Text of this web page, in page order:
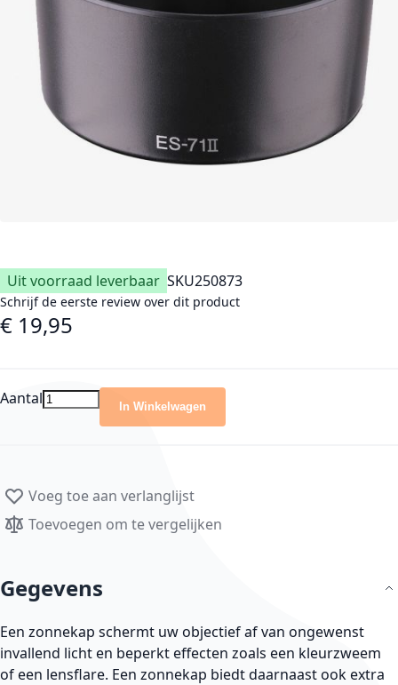
Uit voorraad leverbaar SKU250873
Schrijf de eerste review over dit product
€ 19,95
Aantal In Winkelwagen
Voeg toe aan verlanglijst
Toevoegen om te vergelijken
Gegevens
Een zonnekap schermt uw objectief af van ongewenst
invallend licht en beperkt effecten zoals een kleurzweem
of een lensflare. Een zonnekap biedt daarnaast ook extra